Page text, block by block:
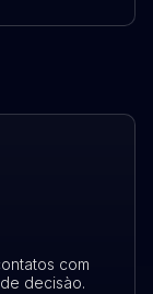
com
decisào.